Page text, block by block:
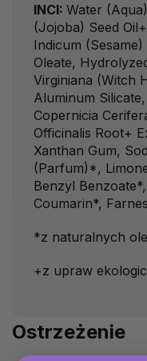
INCI: Water
(Jojoba) Seed
Indicum
Oleate,
Virginiana (Witch
Aluminum
Copernicia
Officinalis Root+
Xanthan Gum,
(Parfum)*,
Benzyl
Coumarin*,
*z naturalnych
+z upraw
Ostrzeżenie